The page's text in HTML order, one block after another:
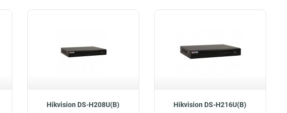
Hikvision DS-H208U(B) Hikvision DS-H216U(B)